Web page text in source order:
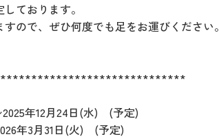
ております。
ので、ぜひ何度でも足をお運びください。
2025年12月24日(水) (予定)
3月31日(火) (予定)